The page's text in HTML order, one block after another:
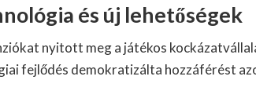
és új lehetőségek
nyitott meg a játékos
fejlődés demokratizálta hozzáférést